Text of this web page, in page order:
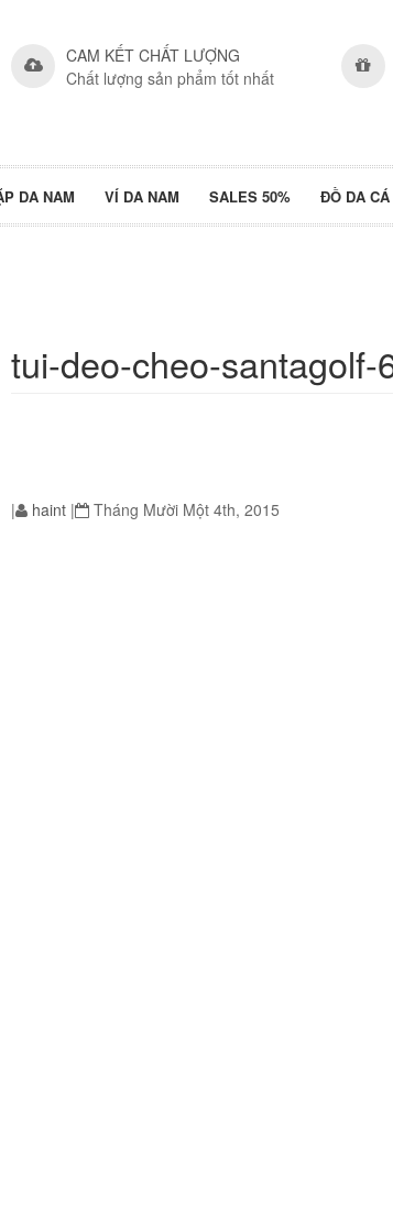
CAM KẾT CHẤT LƯỢNG
Chất lượng sản phẩm tốt nhất
DA NAM VÍ DA NAM SALES 50% ĐỒ DA
giá rẻ 002
tui-deo-cheo-santagolf-
|
haint | Tháng Mười Một 4th, 2015